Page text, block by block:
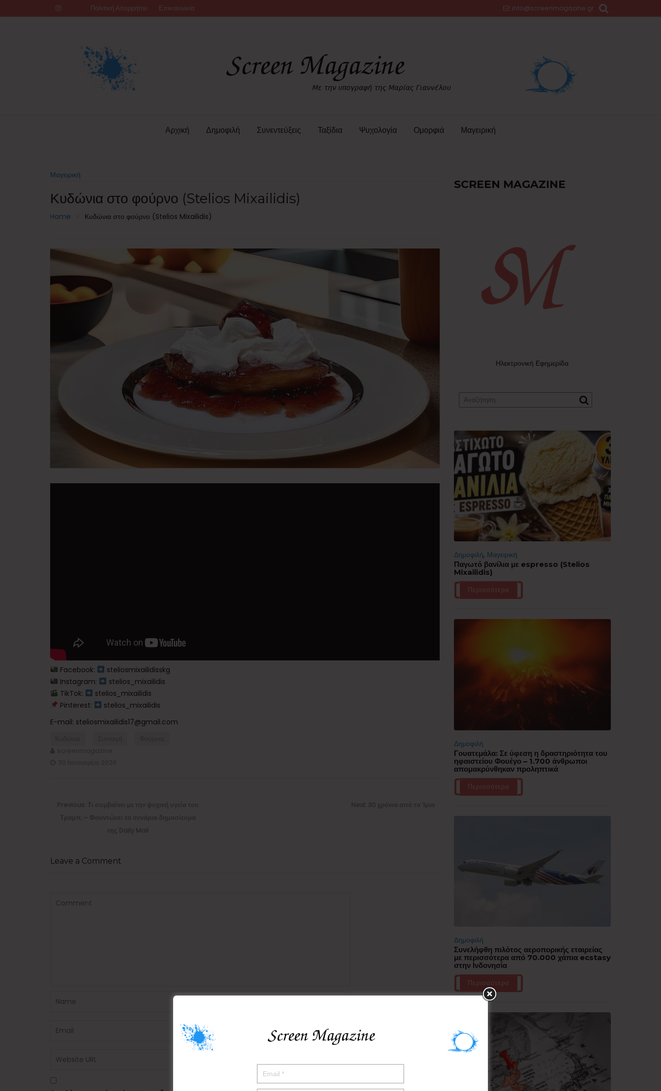
to
Πολιτική Απορρήτου Επικοινωνία info@screenmagazine.gr
Αρχική Δημοφιλή Συνεντεύξεις Ταξίδια Ψυχολογία Ομορφιά Μαγειρική
Μαγειρική
Κυδώνια στο φούρνο (Stelios Mixailidis)
Home Κυδώνια στο φούρνο (Stelios Mixailidis)
Facebook:
steliosmixailidisskg ​
Instagram:
stelios_mixailidis ​
TikTok:
stelios_mixailidis
Pinterest:
stelios_mixailidis
E-mail: steliosmixailidis17@gmail.com
Leave a Comment
SCREEN MAGAZINE
Ηλεκτρονική Εφημερίδα
Δημοφιλή, Μαγειρική
Παγωτό βανίλια με espresso (Stelios
Mixailidis)
Περισσότερα
Δημοφιλή
Γουατεμάλα: Σε ύφεση η δραστηριότητα του
ηφαιστείου Φουέγο – 1.700 άνθρωποι
απομακρύνθηκαν προληπτικά
Περισσότερα
Δημοφιλή
Συνελήφθη πιλότος αεροπορικής εταιρείας
με περισσότερα από 70.000 χάπια ecstasy
στην Ινδονησία
Περισσότερα